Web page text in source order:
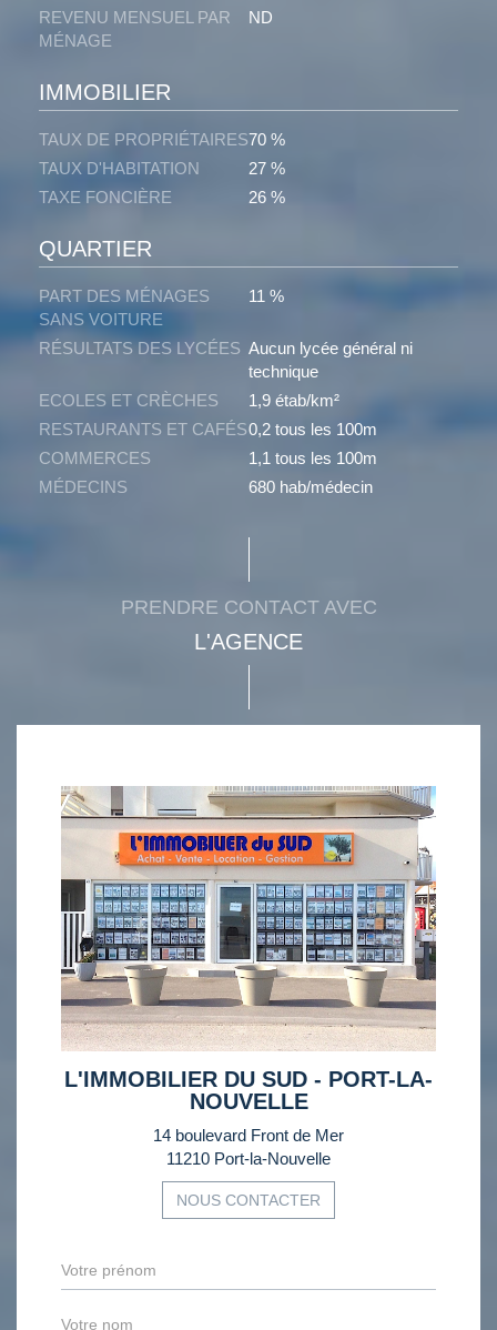
REVENU MENSUEL PAR
MÉNAGE
ND
IMMOBILIER
TAUX DE PROPRIÉTAIRES70 %
TAUX D'HABITATION
27 %
TAXE FONCIÈRE
26 %
QUARTIER
PART DES MÉNAGES
SANS VOITURE
11 %
RÉSULTATS DES LYCÉES Aucun lycée général ni
technique
ECOLES ET CRÈCHES
1,9 étab/km²
RESTAURANTS ET CAFÉS0,2 tous les 100m
COMMERCES
1,1 tous les 100m
MÉDECINS
680 hab/médecin
PRENDRE CONTACT AVEC
L'AGENCE
L'IMMOBILIER DU SUD - PORT-LA-
NOUVELLE
14 boulevard Front de Mer
11210 Port-la-Nouvelle
NOUS CONTACTER